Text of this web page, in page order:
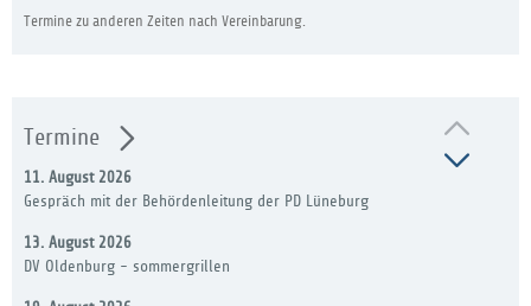
Termine zu anderen Zeiten nach Vereinbarung.
Termine
11. August 2026
Gespräch mit der Behördenleitung der PD Lüneburg
13. August 2026
DV Oldenburg - sommergrillen